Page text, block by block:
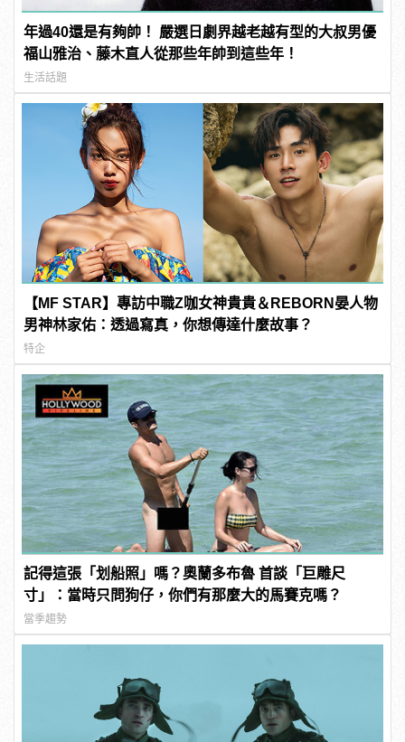
年過40還是有夠帥！ 嚴選日劇界越老越有型的大叔男優
福山雅治、藤木直人從那些年帥到這些年！
生活話題
【MF STAR】專訪中職Z咖女神貴貴＆REBORN晏人物
男神林家佑：透過寫真，你想傳達什麼故事？
特企
記得這張「划船照」嗎？奧蘭多布魯 首談「巨雕尺
寸」：當時只問狗仔，你們有那麼大的馬賽克嗎？
當季趨勢